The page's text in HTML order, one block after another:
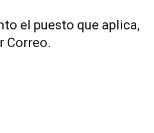
el puesto que aplica,
Correo.